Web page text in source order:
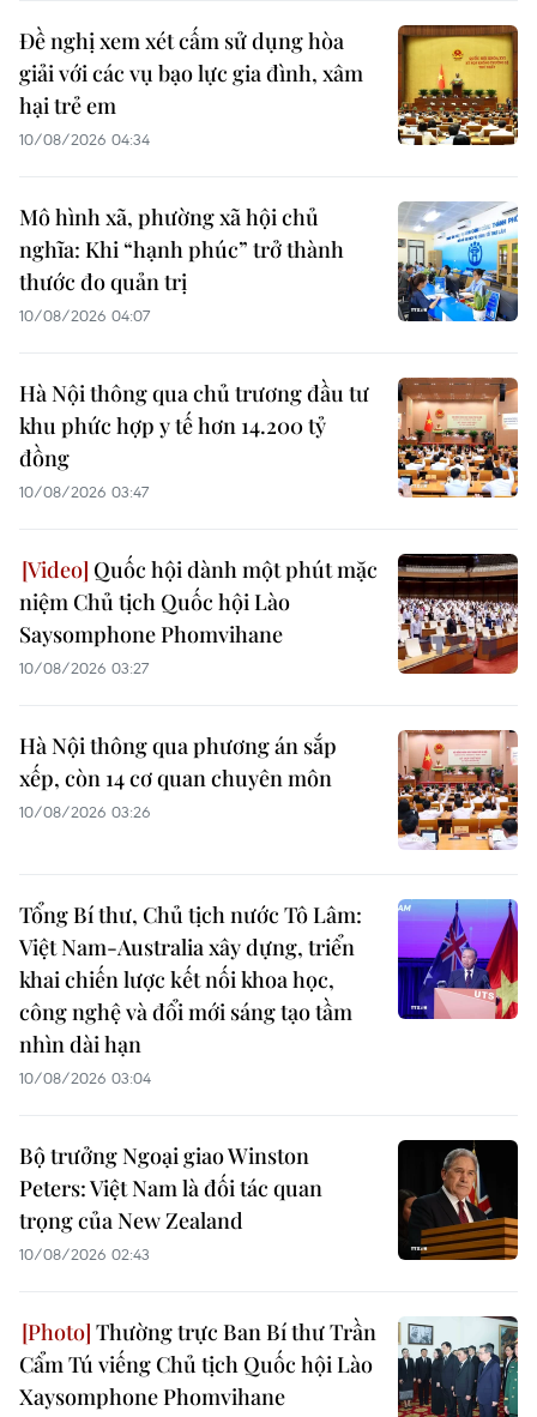
Đề nghị xem xét cấm sử dụng hòa
giải với các vụ bạo lực gia đình, xâm
hại trẻ em
10/08/2026 04:34
Mô hình xã, phường xã hội chủ
nghĩa: Khi “hạnh phúc” trở thành
thước đo quản trị
10/08/2026 04:07
Hà Nội thông qua chủ trương đầu tư
khu phức hợp y tế hơn 14.200 tỷ
đồng
10/08/2026 03:47
Quốc hội dành một phút mặc
niệm Chủ tịch Quốc hội Lào
Saysomphone Phomvihane
10/08/2026 03:27
Hà Nội thông qua phương án sắp
xếp, còn 14 cơ quan chuyên môn
10/08/2026 03:26
Tổng Bí thư, Chủ tịch nước Tô Lâm:
Việt Nam-Australia xây dựng, triển
khai chiến lược kết nối khoa học,
công nghệ và đổi mới sáng tạo tầm
nhìn dài hạn
10/08/2026 03:04
Bộ trưởng Ngoại giao Winston
Peters: Việt Nam là đối tác quan
trọng của New Zealand
10/08/2026 02:43
Thường trực Ban Bí thư Trần
Cẩm Tú viếng Chủ tịch Quốc hội Lào
Xaysomphone Phomvihane